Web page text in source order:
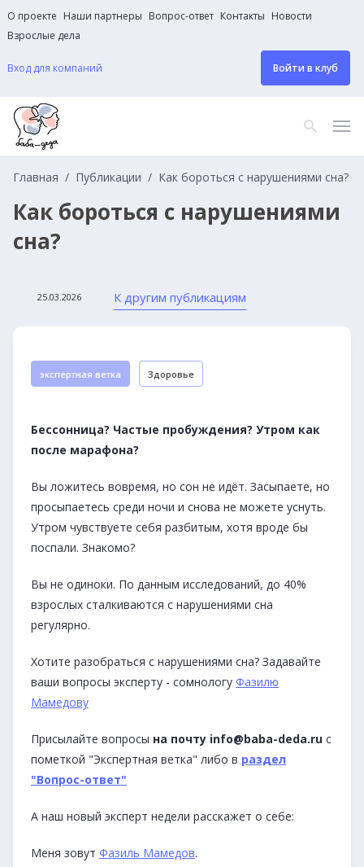
О проекте Наши партнеры Вопрос-ответ Контакты Новости
Взрослые дела
Вход для компаний Войти в клуб
Главная Публикации Как бороться с нарушениями сна?
Как бороться с нарушениями
сна?
25.03.2026 К другим публикациям
экспертная ветка Здоровье
Бессонница? Частые пробуждения? Утром как
после марафона?
Вы ложитесь вовремя, но сон не идёт. Засыпаете, но
просыпаетесь среди ночи и снова не можете уснуть.
Утром чувствуете себя разбитым, хотя вроде бы
поспали. Знакомо?
Вы не одиноки. По данным исследований, до 40%
взрослых сталкиваются с нарушениями сна
регулярно.
Хотите разобраться с нарушениями сна? Задавайте
ваши вопросы эксперту - сомнологу Фазилю
Мамедову
Присылайте вопросы на почту info@baba-deda.ru с
пометкой "Экспертная ветка" либо в раздел
"Вопрос-ответ"
А наш новый эксперт недели расскажет о себе:
Меня зовут Фазиль Мамедов.